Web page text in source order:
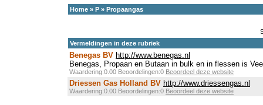
Home » P » Propaangas
Vermeldingen in deze rubriek
Benegas BV http://www.benegas.nl
Benegas, Propaan en Butaan in bulk en in flessen is
Waardering:0.00 Beoordelingen:0 Beoordeel deze website
Driessen Gas Holland BV http://www.driessengas.nl
Waardering:0.00 Beoordelingen:0 Beoordeel deze website